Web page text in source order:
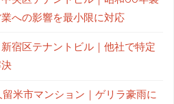
への影響を最小限に対応
宿区テナントビル｜他社で特定
米市マンション｜ゲリラ豪雨に